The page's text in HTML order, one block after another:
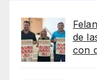
de
con